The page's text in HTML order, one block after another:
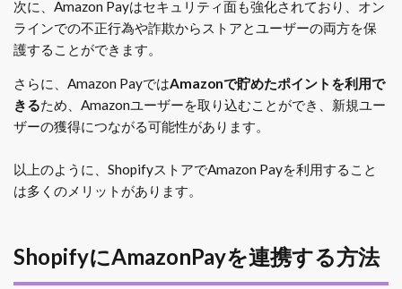
次に、Amazon Payはセキュリティ面も強化されており、オン
ラインでの不正行為や詐欺からストアとユーザーの両方を保
護することができます。
さらに、Amazon PayではAmazonで貯めたポイントを利用で
きるため、Amazonユーザーを取り込むことができ、新規ユー
ザーの獲得につながる可能性があります。
以上のように、ShopifyストアでAmazon Payを利用すること
は多くのメリットがあります。
ShopifyにAmazonPayを連携する方法